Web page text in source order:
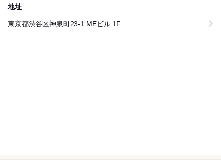
地址
東京都渋谷区神泉町23-1 MEビル 1F